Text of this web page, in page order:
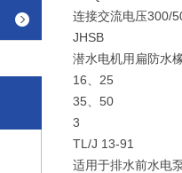
连接交流电压300/
JHSB
潜水电机用扁防水
16、25
35、50
3
TL/J 13-91
适用于排水前水电